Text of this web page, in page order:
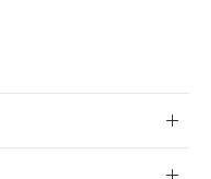
の「1.共同利
有を証明する
エステル類４